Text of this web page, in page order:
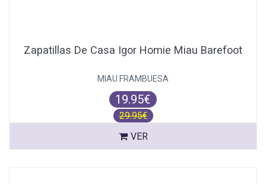
Zapatillas De Casa Igor Homie Miau Barefoot
MIAU FRAMBUESA
19.95€
29.95€
VER